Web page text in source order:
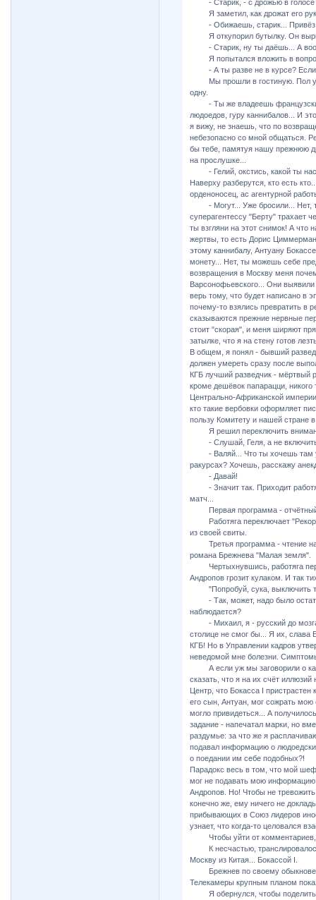
- Старик, - с дрожью в голосе
Я заметил, как дрожат его
- Обижаешь, старик... Привёз и
Я откупорил бутылку. Он
- Старик, ну ты даёшь... А
Я попытался вложить в
- А ты разве не в курсе? Если
Мы прошли в гостиную. Пол
одну.
- Ты же владеешь
людоедов, гуру каннибалов... И
я вижу, не знаешь, что по
небезопасно со мной общаться.
бы тебе, памятуя нашу прежнюю
на прослушке...
- Гелий, окстись, какой ты
Наверху разберутся, кто есть
орденоносец, ас агентурной
- Могут... Уже бросили... Нет,
суперагентессу "Берту" трахает
ты взгляни на этот снимок! А что
жертвы, то есть Дорис
этому каннибалу, Антуану
монету... Нет, ты можешь себе
возвращения в Москву меня
Варсонофьевского... Они
верь тому, что будет написано в
почему-то взялись превратить в
сказываются прежние нервные
стоит "скорая", и меня ширяют
затылке, что я на стену готов
В общем, я понял - бывший
должен умереть сразу после
КГБ лучший разведчик - мёртвый
кроме дешёвок папарацци,
Центрально-Африканской
кто такие вербовки оформляет
пользу Комитету и нашей стране
Я решил переключить
- Слушай, Геля, а не включить
- Валяй... Что ты хочешь там
ракурсах? Хочешь, расскажу
- Давай!
- Значит так. Приходит
матч...
Первая программа - отчётный
Работяга переключает
из своей свиты.
Третья программа - чтение
романа Брежнева "Малая земля".
Чертыхнувшись, работяга
Андропов грозит кулаком. И так
"Попробуй, сука, выключить
- Так, может, надо было
наблюдается?
- Михаил, я - русский до мозга
столице не смог бы... Я их, слава
КГБ! Но в Управлении кадров
неведомой мне болезни.
А если уж мы заговорили о
сказать, что я на их счёт
Центр, что Бокасса I
его сын, Антуан, мог сожрать мою
могло привидеться... А
задание - напечатал марки, но
раздумье: за что же я
подавал информацию о
о поедании им себе подобных?!
Парадокс весь в том, что мой
мог не подавать мою информацию
Андропов. Но! Чтобы не
конечно же, ему ничего не
прибывающих в Союз лидеров
узнает, что когда-то целовался
Чтобы уйти от комментариев,
К несчастью,
Москву из Китая... Бокассой I.
Брежнев по своему
Телекамеры крупным планом
Я обернулся, чтобы